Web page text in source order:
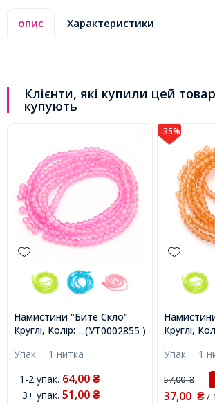
опис Характеристики
Клієнти, які купили цей
купують
...(УТ0002855 )
Намистини "Бите Скло"
Круглі, Колір: Рожевий
Отвір 1мм, близько
(УТ0002855)
Упак.: 1 нитка
1-2 упак. 64,00 ₴
3+ упак. 51,00 ₴
-35%
Круглі,
мм, Отвір
200шт/
Упак.: 1
57,00₴
37,00 ₴/